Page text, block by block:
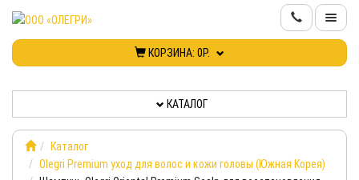
КОРЗИНА: 0Р.
КАТАЛОГ
КОНТАКТЫ
КАТАЛОГ
Каталог
Olegri Premium уход для волос и кожи головы (Южная Корея)